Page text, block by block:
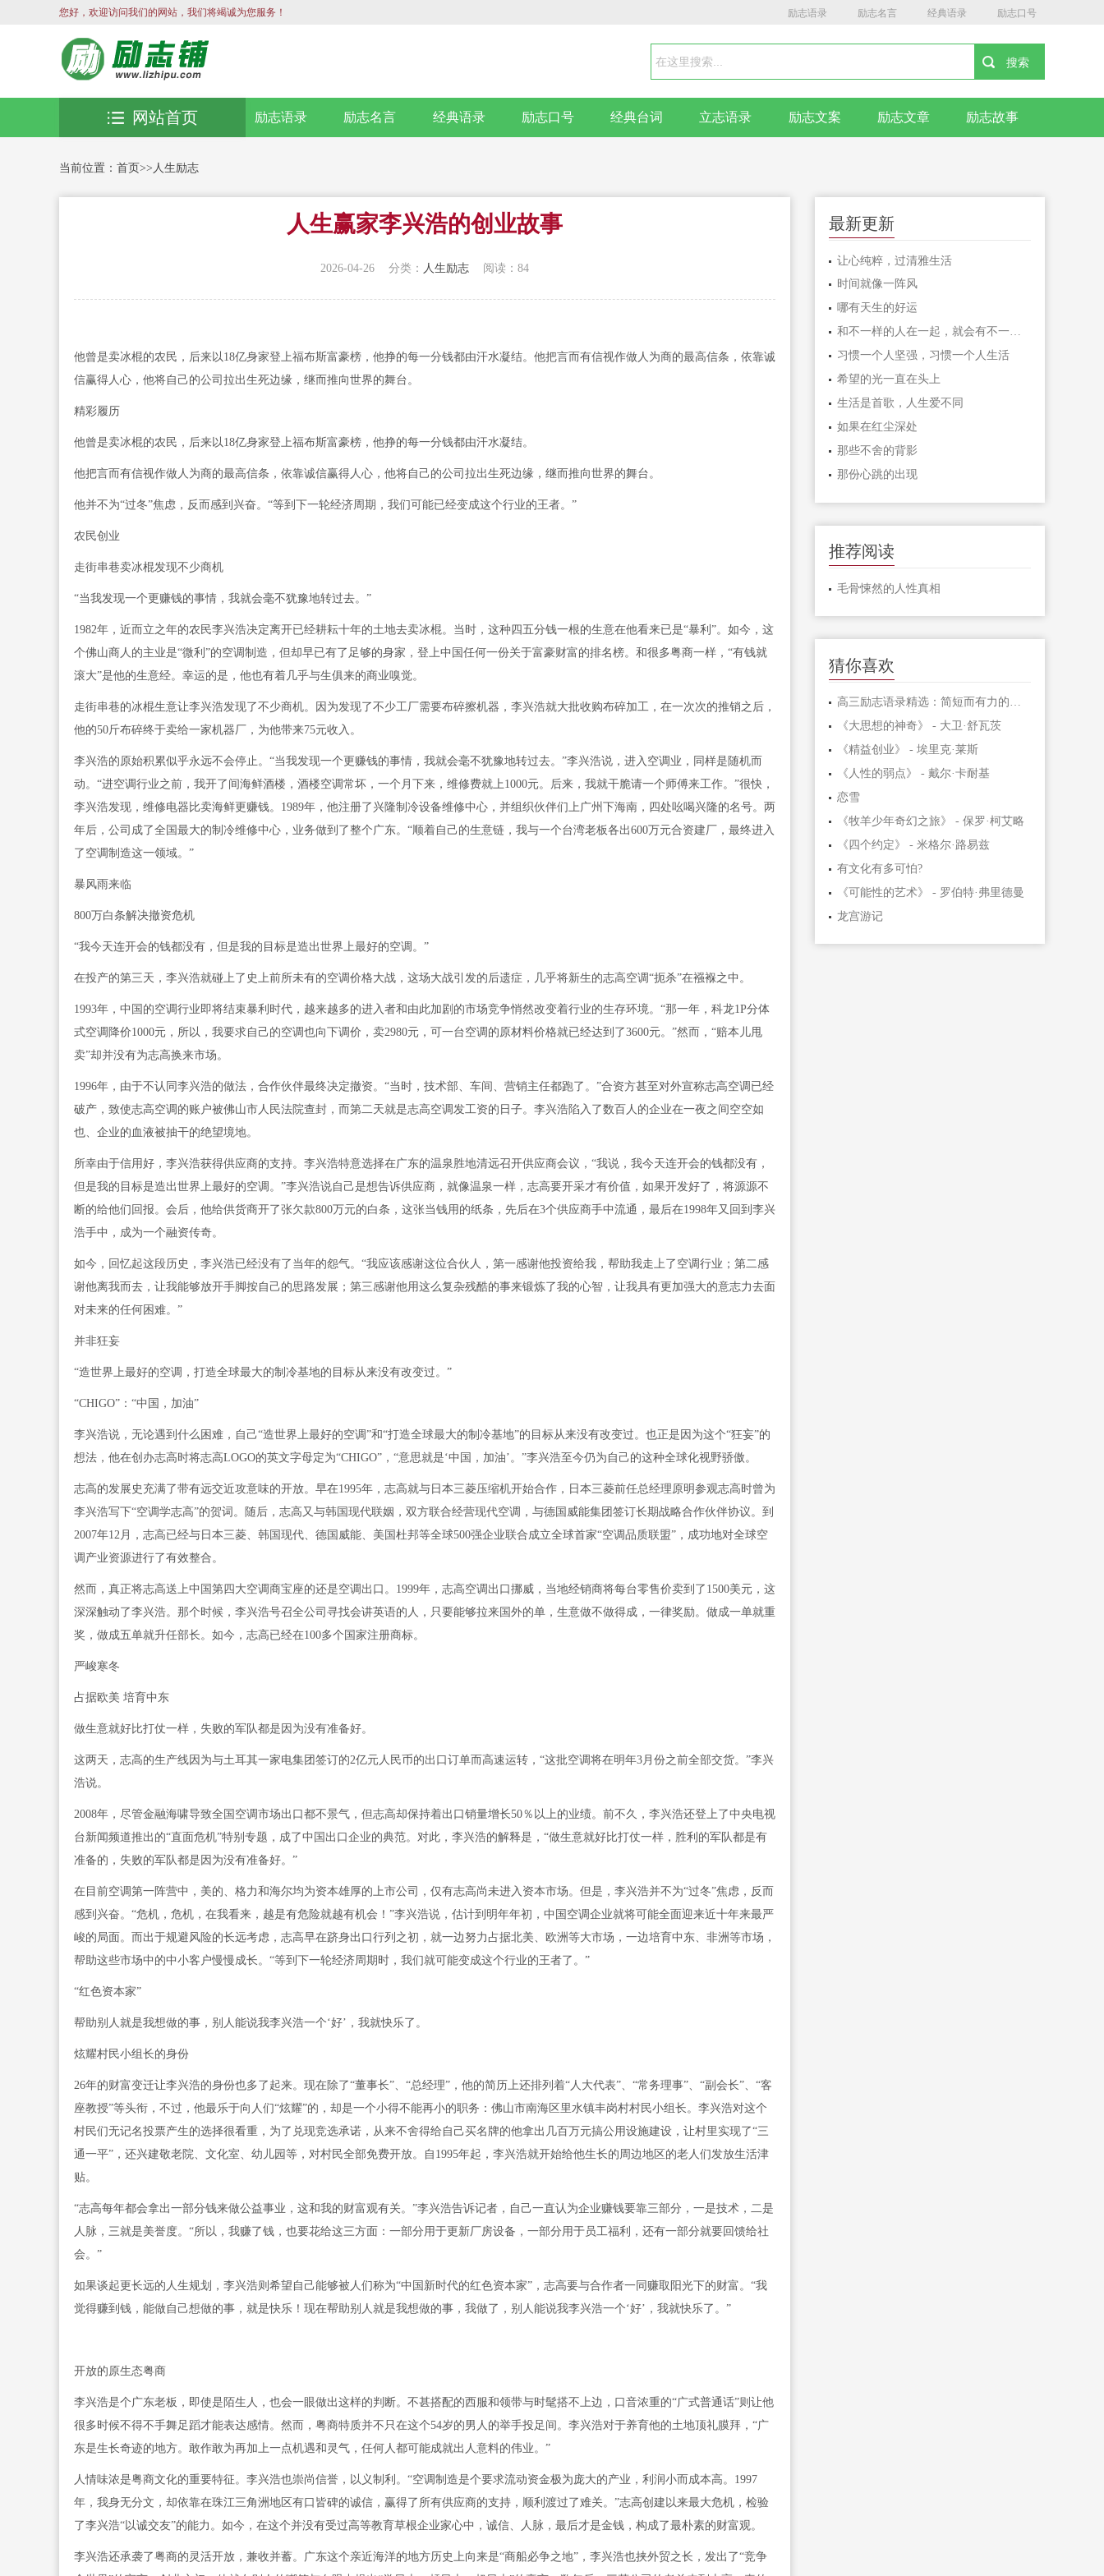
您好，欢迎访问我们的网站，我们将竭诚为您服务！ 励志语录 励志名言 经典语录 励志口号
励志语录 励志名言 经典语录 励志口号 经典台词 立志语录 励志文案 励志文章 励志故事
网站首页
当前位置： 首页>> 人生励志
人生赢家李兴浩的创业故事
2026-04-26 分类： 人生励志 阅读：84
他曾是卖冰棍的农民，后来以18亿身家登上福布斯富豪榜，他挣的每一分钱都由汗水凝结。他把言而有信视作做人为商的最高信条，依靠诚
信赢得人心，他将自己的公司拉出生死边缘，继而推向世界的舞台。
精彩履历
他曾是卖冰棍的农民，后来以18亿身家登上福布斯富豪榜，他挣的每一分钱都由汗水凝结。
他把言而有信视作做人为商的最高信条，依靠诚信赢得人心，他将自己的公司拉出生死边缘，继而推向世界的舞台。
他并不为“过冬”焦虑，反而感到兴奋。“等到下一轮经济周期，我们可能已经变成这个行业的王者。”
农民创业
走街串巷卖冰棍发现不少商机
“当我发现一个更赚钱的事情，我就会毫不犹豫地转过去。”
1982年，近而立之年的农民李兴浩决定离开已经耕耘十年的土地去卖冰棍。当时，这种四五分钱一根的生意在他看来已是“暴利”。如今，这
个佛山商人的主业是“微利”的空调制造，但却早已有了足够的身家，登上中国任何一份关于富豪财富的排名榜。和很多粤商一样，“有钱就
滚大”是他的生意经。幸运的是，他也有着几乎与生俱来的商业嗅觉。
走街串巷的冰棍生意让李兴浩发现了不少商机。因为发现了不少工厂需要布碎擦机器，李兴浩就大批收购布碎加工，在一次次的推销之后，
他的50斤布碎终于卖给一家机器厂，为他带来75元收入。
李兴浩的原始积累似乎永远不会停止。“当我发现一个更赚钱的事情，我就会毫不犹豫地转过去。”李兴浩说，进入空调业，同样是随机而
动。“进空调行业之前，我开了间海鲜酒楼，酒楼空调常坏，一个月下来，维修费就上1000元。后来，我就干脆请一个师傅来工作。”很快，
李兴浩发现，维修电器比卖海鲜更赚钱。1989年，他注册了兴隆制冷设备维修中心，并组织伙伴们上广州下海南，四处吆喝兴隆的名号。两
年后，公司成了全国最大的制冷维修中心，业务做到了整个广东。“顺着自己的生意链，我与一个台湾老板各出600万元合资建厂，最终进入
了空调制造这一领域。”
暴风雨来临
800万白条解决撤资危机
“我今天连开会的钱都没有，但是我的目标是造出世界上最好的空调。”
在投产的第三天，李兴浩就碰上了史上前所未有的空调价格大战，这场大战引发的后遗症，几乎将新生的志高空调“扼杀”在襁褓之中。
1993年，中国的空调行业即将结束暴利时代，越来越多的进入者和由此加剧的市场竞争悄然改变着行业的生存环境。“那一年，科龙1P分体
式空调降价1000元，所以，我要求自己的空调也向下调价，卖2980元，可一台空调的原材料价格就已经达到了3600元。”然而，“赔本儿甩
卖”却并没有为志高换来市场。
1996年，由于不认同李兴浩的做法，合作伙伴最终决定撤资。“当时，技术部、车间、营销主任都跑了。”合资方甚至对外宣称志高空调已经
破产，致使志高空调的账户被佛山市人民法院查封，而第二天就是志高空调发工资的日子。李兴浩陷入了数百人的企业在一夜之间空空如
也、企业的血液被抽干的绝望境地。
所幸由于信用好，李兴浩获得供应商的支持。李兴浩特意选择在广东的温泉胜地清远召开供应商会议，“我说，我今天连开会的钱都没有，
但是我的目标是造出世界上最好的空调。”李兴浩说自己是想告诉供应商，就像温泉一样，志高要开采才有价值，如果开发好了，将源源不
断的给他们回报。会后，他给供货商开了张欠款800万元的白条，这张当钱用的纸条，先后在3个供应商手中流通，最后在1998年又回到李兴
浩手中，成为一个融资传奇。
如今，回忆起这段历史，李兴浩已经没有了当年的怨气。“我应该感谢这位合伙人，第一感谢他投资给我，帮助我走上了空调行业；第二感
谢他离我而去，让我能够放开手脚按自己的思路发展；第三感谢他用这么复杂残酷的事来锻炼了我的心智，让我具有更加强大的意志力去面
对未来的任何困难。”
并非狂妄
“造世界上最好的空调，打造全球最大的制冷基地的目标从来没有改变过。”
“CHIGO”：“中国，加油”
李兴浩说，无论遇到什么困难，自己“造世界上最好的空调”和“打造全球最大的制冷基地”的目标从来没有改变过。也正是因为这个“狂妄”的
想法，他在创办志高时将志高LOGO的英文字母定为“CHIGO”，“意思就是‘中国，加油’。”李兴浩至今仍为自己的这种全球化视野骄傲。
志高的发展史充满了带有远交近攻意味的开放。早在1995年，志高就与日本三菱压缩机开始合作，日本三菱前任总经理原明参观志高时曾为
李兴浩写下“空调学志高”的贺词。随后，志高又与韩国现代联姻，双方联合经营现代空调，与德国威能集团签订长期战略合作伙伴协议。到
2007年12月，志高已经与日本三菱、韩国现代、德国威能、美国杜邦等全球500强企业联合成立全球首家“空调品质联盟”，成功地对全球空
调产业资源进行了有效整合。
然而，真正将志高送上中国第四大空调商宝座的还是空调出口。1999年，志高空调出口挪威，当地经销商将每台零售价卖到了1500美元，这
深深触动了李兴浩。那个时候，李兴浩号召全公司寻找会讲英语的人，只要能够拉来国外的单，生意做不做得成，一律奖励。做成一单就重
奖，做成五单就升任部长。如今，志高已经在100多个国家注册商标。
严峻寒冬
占据欧美 培育中东
做生意就好比打仗一样，失败的军队都是因为没有准备好。
这两天，志高的生产线因为与土耳其一家电集团签订的2亿元人民币的出口订单而高速运转，“这批空调将在明年3月份之前全部交货。”李兴
浩说。
2008年，尽管金融海啸导致全国空调市场出口都不景气，但志高却保持着出口销量增长50％以上的业绩。前不久，李兴浩还登上了中央电视
台新闻频道推出的“直面危机”特别专题，成了中国出口企业的典范。对此，李兴浩的解释是，“做生意就好比打仗一样，胜利的军队都是有
准备的，失败的军队都是因为没有准备好。”
在目前空调第一阵营中，美的、格力和海尔均为资本雄厚的上市公司，仅有志高尚未进入资本市场。但是，李兴浩并不为“过冬”焦虑，反而
感到兴奋。“危机，危机，在我看来，越是有危险就越有机会！”李兴浩说，估计到明年年初，中国空调企业就将可能全面迎来近十年来最严
峻的局面。而出于规避风险的长远考虑，志高早在跻身出口行列之初，就一边努力占据北美、欧洲等大市场，一边培育中东、非洲等市场，
帮助这些市场中的中小客户慢慢成长。“等到下一轮经济周期时，我们就可能变成这个行业的王者了。”
“红色资本家”
帮助别人就是我想做的事，别人能说我李兴浩一个‘好’，我就快乐了。
炫耀村民小组长的身份
26年的财富变迁让李兴浩的身份也多了起来。现在除了“董事长”、“总经理”，他的简历上还排列着“人大代表”、“常务理事”、“副会长”、“客
座教授”等头衔，不过，他最乐于向人们“炫耀”的，却是一个小得不能再小的职务：佛山市南海区里水镇丰岗村村民小组长。李兴浩对这个
村民们无记名投票产生的选择很看重，为了兑现竞选承诺，从来不舍得给自己买名牌的他拿出几百万元搞公用设施建设，让村里实现了“三
通一平”，还兴建敬老院、文化室、幼儿园等，对村民全部免费开放。自1995年起，李兴浩就开始给他生长的周边地区的老人们发放生活津
贴。
“志高每年都会拿出一部分钱来做公益事业，这和我的财富观有关。”李兴浩告诉记者，自己一直认为企业赚钱要靠三部分，一是技术，二是
人脉，三就是美誉度。“所以，我赚了钱，也要花给这三方面：一部分用于更新厂房设备，一部分用于员工福利，还有一部分就要回馈给社
会。”
如果谈起更长远的人生规划，李兴浩则希望自己能够被人们称为“中国新时代的红色资本家”，志高要与合作者一同赚取阳光下的财富。“我
觉得赚到钱，能做自己想做的事，就是快乐！现在帮助别人就是我想做的事，我做了，别人能说我李兴浩一个‘好’，我就快乐了。”
开放的原生态粤商
李兴浩是个广东老板，即使是陌生人，也会一眼做出这样的判断。不甚搭配的西服和领带与时髦搭不上边，口音浓重的“广式普通话”则让他
很多时候不得不手舞足蹈才能表达感情。然而，粤商特质并不只在这个54岁的男人的举手投足间。李兴浩对于养育他的土地顶礼膜拜，“广
东是生长奇迹的地方。敢作敢为再加上一点机遇和灵气，任何人都可能成就出人意料的伟业。”
人情味浓是粤商文化的重要特征。李兴浩也崇尚信誉，以义制利。“空调制造是个要求流动资金极为庞大的产业，利润小而成本高。1997
年，我身无分文，却依靠在珠江三角洲地区有口皆碑的诚信，赢得了所有供应商的支持，顺利渡过了难关。”志高创建以来最大危机，检验
了李兴浩“以诚交友”的能力。如今，在这个并没有受过高等教育草根企业家心中，诚信、人脉，最后才是金钱，构成了最朴素的财富观。
李兴浩还承袭了粤商的灵活开放，兼收并蓄。广东这个亲近海洋的地方历史上向来是“商船必争之地”，李兴浩也挟外贸之长，发出了“竞争
最新更新
让心纯粹，过清雅生活
时间就像一阵风
哪有天生的好运
和不一样的人在一起，就会有不一样的人生
习惯一个人坚强，习惯一个人生活
希望的光一直在头上
生活是首歌，人生爱不同
如果在红尘深处
那些不舍的背影
那份心跳的出现
推荐阅读
毛骨悚然的人性真相
猜你喜欢
高三励志语录精选：简短而有力的激励句子
《大思想的神奇》 - 大卫·舒瓦茨
《精益创业》 - 埃里克·莱斯
《人性的弱点》 - 戴尔·卡耐基
恋雪
《牧羊少年奇幻之旅》 - 保罗·柯艾略
《四个约定》 - 米格尔·路易兹
有文化有多可怕?
《可能性的艺术》 - 罗伯特·弗里德曼
龙宫游记